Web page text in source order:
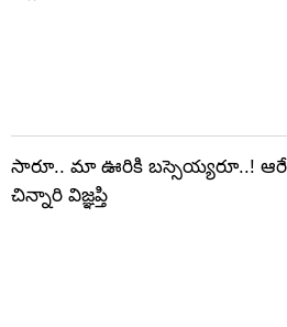
సారూ.. మా ఊరికి బస్సెయ్యరూ..!
చిన్నారి విజ్ఞప్తి